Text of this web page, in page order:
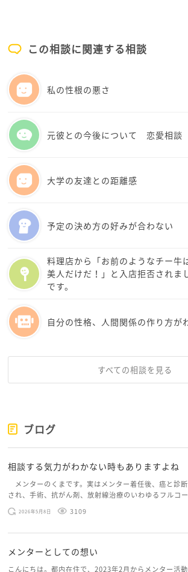
もあります。
けれど、それは「お互いの気持ちが心地
どちらか一方が“義務”や“我慢”を感じ
うなかたちになると、
ね。
のんのさんが「月1でもつらい」と感じ
大切にしていいものだと私は思います。
時が経つにつれて合わなくなってくるこ
ことだと思います。
ずっとお互いに望む性的な希望が完全
というのは、むしろ珍しいのではない
彼の「君だから誘ってる」という言葉も
でも、その愛情の伝え方がのんのさんに
なっているなら、
だと思います。
好きだから、続けたいからこそ、どう
大切にしながら、
“無理なく自然に過ごせる関係”を築け
思います。
同棲や結婚の話が進む前に、性の価値
からの関係のあり方について、
少しずつ丁寧に対話していくことは、
そして、その結果どうするかは、今す
も大丈夫だと思います。
この相談に関連する相談
私の性根の悪さ
元彼との今後について 恋愛相談
大学の友達との距離感
予定の決め方の好みが合わない
料理店から「お前のようなチー牛
美人だけだ！」と入店拒否されま
です。
自分の性格、人間関係の作り方が
すべての相談を見る
ブログ
相談する気力がわかない時もありますよね
メンターのくまです。実はメンター着任後、癌と診断
され、手術、抗がん剤、放射線治療のいわゆるフルコー
スを体験していて、しばらくメンターカフェに来られて
いませんでした。体力だけでなく、気力も落ちパソコン
2026年5月8日 3109
メンターとしての想い
こんにちは。都内在住で、2023年2月からメンター活動